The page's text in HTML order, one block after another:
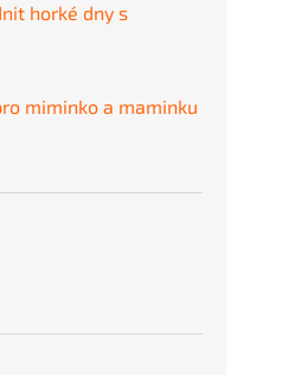
horké dny s
miminko a maminku